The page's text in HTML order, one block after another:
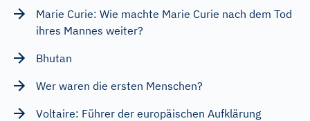
Marie Curie: Wie machte Marie Curie nach dem Tod
ihres Mannes weiter?
Bhutan
Wer waren die ersten Menschen?
Voltaire: Führer der europäischen Aufklärung